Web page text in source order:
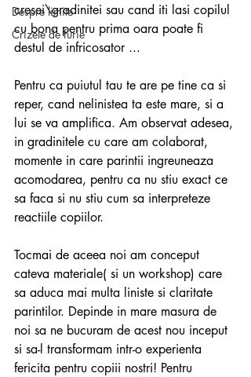
Despre limite
Crizele de furie
cresei\gradinitei sau cand iti lasi copilul
cu bona pentru prima oara poate fi
destul de infricosator ...
Pentru ca puiutul tau te are pe tine ca si
reper, cand nelinistea ta este mare, si a
lui se va amplifica. Am observat adesea,
in gradinitele cu care am colaborat,
momente in care parintii ingreuneaza
acomodarea, pentru ca nu stiu exact ce
sa faca si nu stiu cum sa interpreteze
reactiile copiilor.
Tocmai de aceea noi am conceput
cateva materiale( si un workshop) care
sa aduca mai multa liniste si claritate
parintilor. Depinde in mare masura de
noi sa ne bucuram de acest nou inceput
si sa-l transformam intr-o experienta
fericita pentru copiii nostri! Pentru